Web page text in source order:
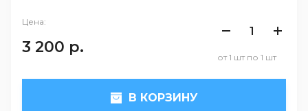
Цена:
3 200 р.
от 1 шт по 1 шт
В КОРЗИНУ